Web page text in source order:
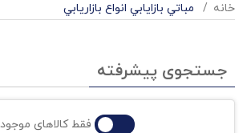
خانه مباتي بازايابي انواع بازاريابي
جستجوی پیشرفته
فقط کالاهای موجود